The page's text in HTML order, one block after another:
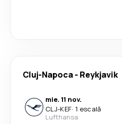
Cluj-Napoca- Reykjavik
mie. 11 nov.
CLJ-KEF· 1 escală
Lufthansa